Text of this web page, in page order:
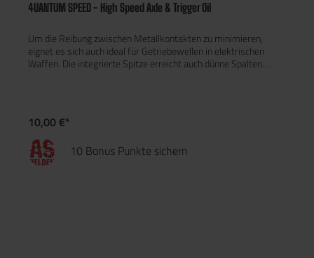
4UANTUM SPEED - High Speed Axle & Trigger Oil
Um die Reibung zwischen Metallkontakten zu minimieren,
eignet es sich auch ideal für Getriebewellen in elektrischen
Waffen. Die integrierte Spitze erreicht auch dünne Spalten
10,00 €*
10 Bonus Punkte sichern